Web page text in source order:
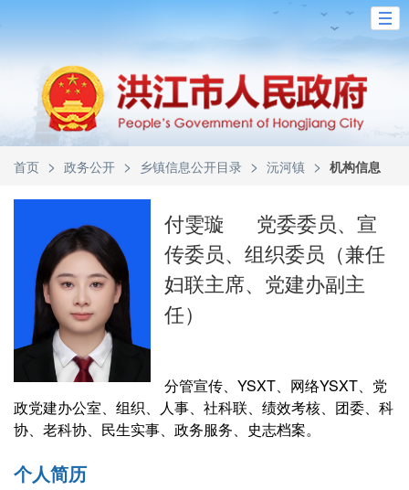
首页 > 政务公开 > 乡镇信息公开目录 > 沅河镇 > 机构信息
付雯璇
党委委员、宣
传委员、组织委员（兼任
妇联主席、党建办副主
任）
分管宣传、YSXT、网络YSXT、党
政党建办公室、组织、人事、社科联、绩效考核、团委、科
协、老科协、民生实事、政务服务、史志档案。
个人简历